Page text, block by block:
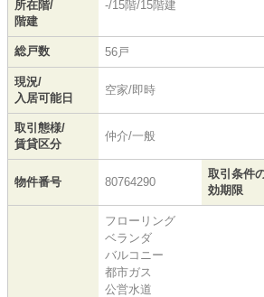
所在階/
階建
-/15階/15階建
総戸数 56戸
現況/
入居可能日
空家/即時
取引態様/
賃貸区分
仲介/一般
物件番号 80764290
取引条件
効期限
フローリング
ベランダ
バルコニー
都市ガス
公営水道